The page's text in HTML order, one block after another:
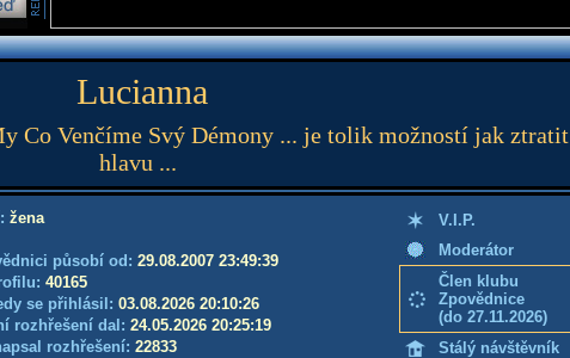
Lucianna
Co Venčíme Svý Démony ... je tolik možností jak ztratit
hlavu ...
žena
působí od: 29.08.2007 23:49:39
40165
se přihlásil: 03.08.2026 20:10:26
rozhřešení dal: 24.05.2026 20:25:19
rozhřešení: 22833
V.I.P.
Moderátor
Člen klubu
Zpovědnice
(do 27.11.2026)
Stálý návštěvník